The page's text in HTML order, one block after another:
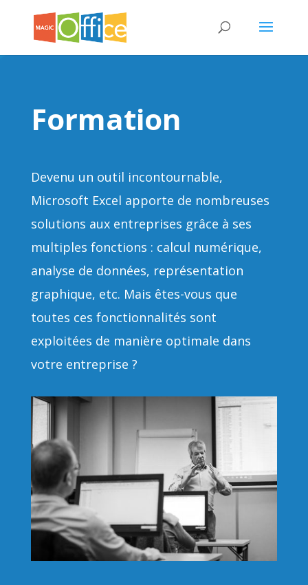
Formation
Devenu un outil incontournable,
Microsoft Excel apporte de nombreuses
solutions aux entreprises grâce à ses
multiples fonctions : calcul numérique,
analyse de données, représentation
graphique, etc. Mais êtes-vous que
toutes ces fonctionnalités sont
exploitées de manière optimale dans
votre entreprise ?